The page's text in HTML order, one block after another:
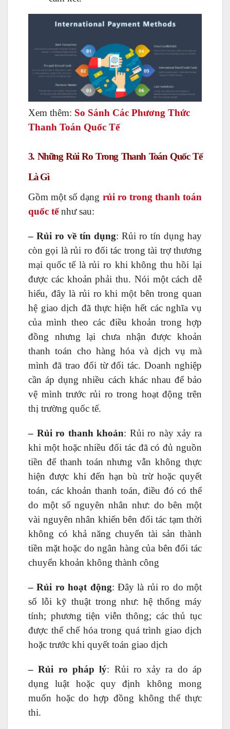
Xem thêm: So Sánh Các Phương Thức
Thanh Toán Quốc Tế
3. Những Rủi Ro Trong Thanh Toán Quốc Tế
Là Gì
Gồm một số dạng rủi ro trong thanh toán
quốc tếnhư sau:
– Rủi ro về tín dụng: Rủi ro tín dụng hay
còn gọi là rủi ro đối tác trong tài trợ thương
mại quốc tế là rủi ro khi không thu hồi lại
được các khoản phải thu. Nói một cách dễ
hiểu, đây là rủi ro khi một bên trong quan
hệ giao dịch đã thực hiện hết các nghĩa vụ
của mình theo các điều khoản trong hợp
đồng nhưng lại chưa nhận được khoản
thanh toán cho hàng hóa và dịch vụ mà
mình đã trao đổi từ đối tác. Doanh nghiệp
cần áp dụng nhiều cách khác nhau để bảo
vệ mình trước rủi ro trong hoạt động trên
thị trường quốc tế.
– Rủi ro thanh khoản: Rủi ro này xảy ra
khi một hoặc nhiều đối tác đã có đủ nguồn
tiền để thanh toán nhưng vẫn không thực
hiện được khi đến hạn bù trừ hoặc quyết
toán, các khoản thanh toán, điều đó có thể
do một số nguyên nhân như: do bên một
vài nguyên nhân khiến bên đối tác tạm thời
không có khả năng chuyển tài sản thành
tiền mặt hoặc do ngân hàng của bên đối tác
chuyển khoản không thành công
– Rủi ro hoạt động: Đây là rủi ro do một
số lỗi kỹ thuật trong như: hệ thống máy
tính; phương tiện viễn thông; ​​các thủ tục
được thể chế hóa trong quá trình giao dịch
hoặc trước khi quyết toán giao dịch
– Rủi ro pháp lý: Rủi ro xảy ra do áp
dụng luật hoặc quy định không mong
muốn hoặc do hợp đồng không thể thực
thi.